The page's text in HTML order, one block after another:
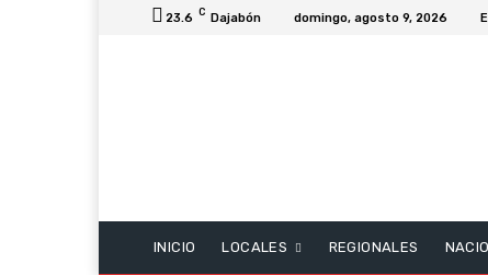
23.6 C Dajabón domingo, agosto 9, 2026
INICIO LOCALES REGIONALES